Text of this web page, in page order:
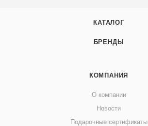
КАТАЛОГ
БРЕНДЫ
КОМПАНИЯ
О компании
Новости
Подарочные сертификаты